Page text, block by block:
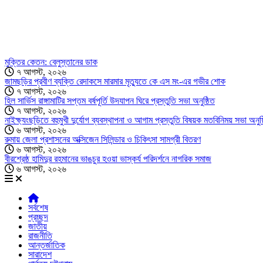
মুক্তির কেতন: বেলুস্তানের ডাক
৭ আগস্ট, ২০২৬
জামছড়ির প্রবীণ ব্যক্তি রেদাকসে মারমার মৃত্যুতে কে এস মং-এর গভীর শোক
৭ আগস্ট, ২০২৬
হিল সার্ভিস রাঙ্গামাটির সপ্তম বর্ষপূর্তি উদযাপন ঘিরে প্রস্তুতি সভা অনুষ্ঠিত
৭ আগস্ট, ২০২৬
নাইক্ষ্যংছড়িতে বহুমুখী দুর্যোগ ব্যবস্থাপনা ও আগাম প্রস্তুতি বিষয়ক মতবিনিময় সভা
৬ আগস্ট, ২০২৬
রুমায় জেলা প্রশাসনের অক্সিজেন সিলিন্ডার ও চিকিৎসা সামগ্রী বিতরণ
৬ আগস্ট, ২০২৬
বীরশ্রেষ্ঠ হামিদুর রহমানের ভাঙচুর হওয়া ভাস্কর্য পরিদর্শনে নাগরিক সমাজ
৬ আগস্ট, ২০২৬
সর্বশেষ
প্রচ্ছদ
জাতীয়
রাজনীতি
আন্তর্জাতিক
সারাদেশ